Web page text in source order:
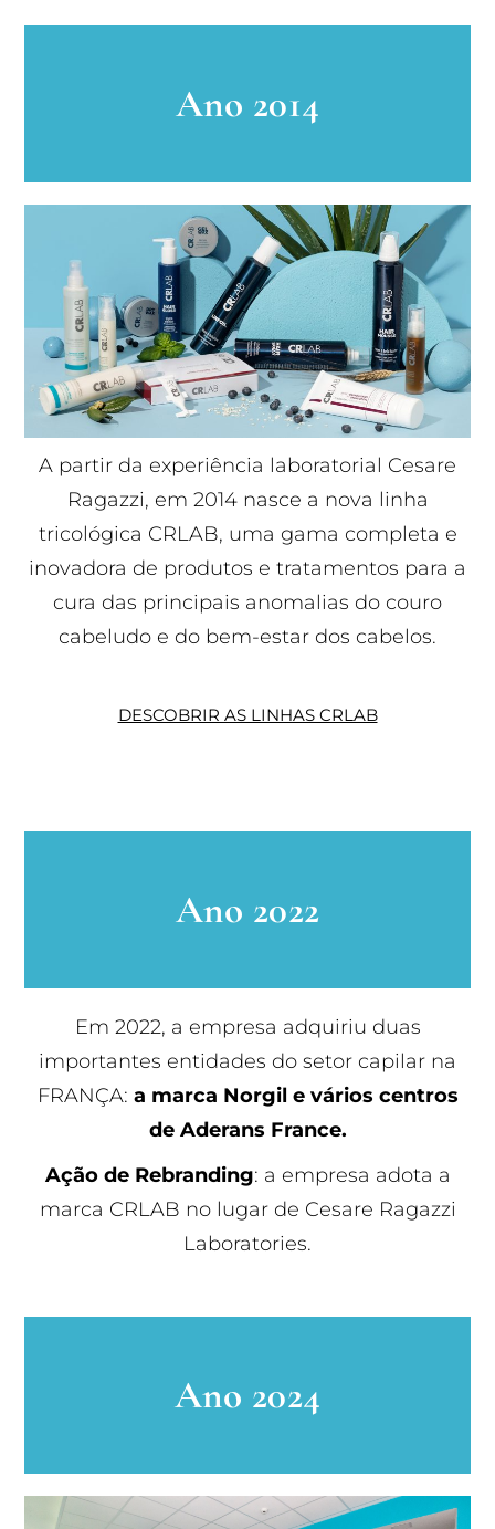
Ano 2014
A partir da experiência laboratorial Cesare
Ragazzi, em 2014 nasce a nova linha
tricológica CRLAB, uma gama completa e
inovadora de produtos e tratamentos para a
cura das principais anomalias do couro
cabeludo e do bem-estar dos cabelos.
DESCOBRIR AS LINHAS CRLAB
Ano 2022
Em 2022, a empresa adquiriu duas
importantes entidades do setor capilar na
FRANÇA: a marca Norgil e vários centros
de Aderans France.
Ação de Rebranding: a empresa adota a
marca CRLAB no lugar de Cesare Ragazzi
Laboratories.
Ano 2024